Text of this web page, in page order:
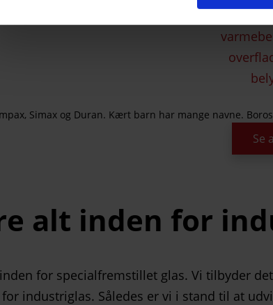
Simax og Duran. Kært barn har mange navne.
Se
alt inden for
for specialfremstillet glas. Vi tilbyder
industriglas. Således er vi i stand til at